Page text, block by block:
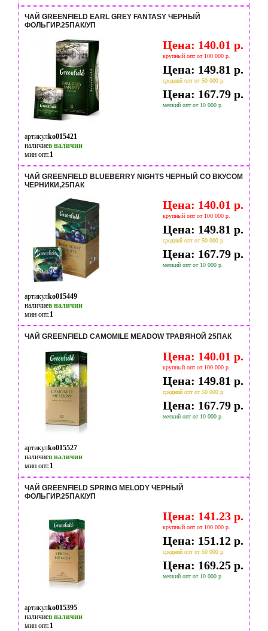
ЧАЙ GREENFIELD EARL GREY FANTASY ЧЕРНЫЙ
ФОЛЬГИР.25ПАК/УП
Цена: 140.01 р.
крупный опт от 100 000 р.
Цена: 149.81 р.
средний опт от 50 000 р.
Цена: 167.79 р.
мелкий опт от 10 000 р.
артикулko015421
наличиев наличии
мин опт.1
ЧАЙ GREENFIELD BLUEBERRY NIGHTS ЧЕРНЫЙ СО ВКУСОМ
ЧЕРНИКИ,25ПАК
Цена: 140.01 р.
крупный опт от 100 000 р.
Цена: 149.81 р.
средний опт от 50 000 р.
Цена: 167.79 р.
мелкий опт от 10 000 р.
артикулko015449
наличиев наличии
мин опт.1
ЧАЙ GREENFIELD CAMOMILE MEADOW ТРАВЯНОЙ 25ПАК
Цена: 140.01 р.
крупный опт от 100 000 р.
Цена: 149.81 р.
средний опт от 50 000 р.
Цена: 167.79 р.
мелкий опт от 10 000 р.
артикулko015527
наличиев наличии
мин опт.1
ЧАЙ GREENFIELD SPRING MELODY ЧЕРНЫЙ
ФОЛЬГИР.25ПАК/УП
Цена: 141.23 р.
крупный опт от 100 000 р.
Цена: 151.12 р.
средний опт от 50 000 р.
Цена: 169.25 р.
мелкий опт от 10 000 р.
артикулko015395
наличиев наличии
мин опт.1